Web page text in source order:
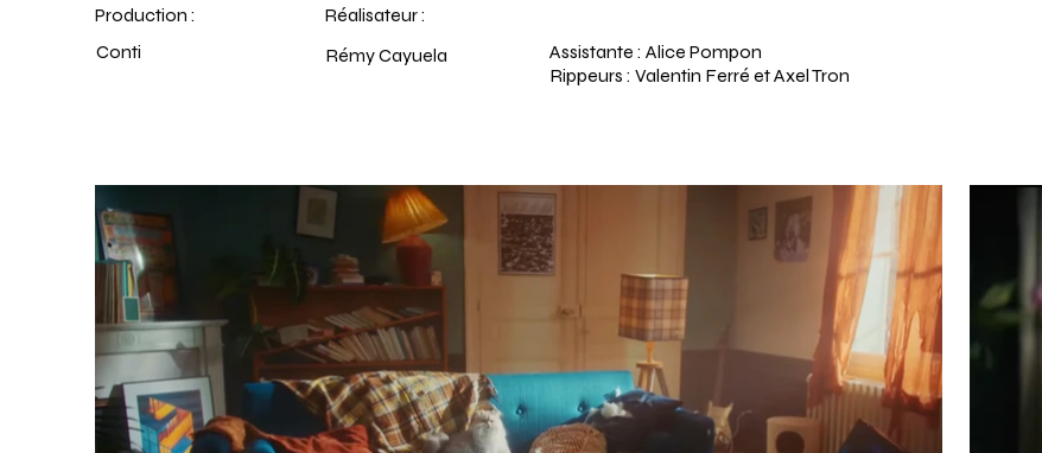
Production :
Réalisateur :
Rémy Cayuela
Conti
Assistante : Alice Pompon
Rippeurs : Valentin Ferré et Axel Tron